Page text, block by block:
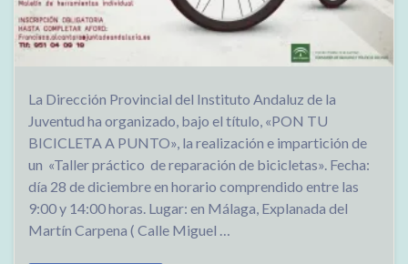
La Dirección Provincial del Instituto Andaluz de la
Juventud ha organizado, bajo el título, «PON TU
BICICLETA A PUNTO», la realización e impartición de
un «Taller práctico de reparación de bicicletas». Fecha:
día 28 de diciembre en horario comprendido entre las
9:00 y 14:00 horas. Lugar: en Málaga, Explanada del
Martín Carpena ( Calle Miguel …